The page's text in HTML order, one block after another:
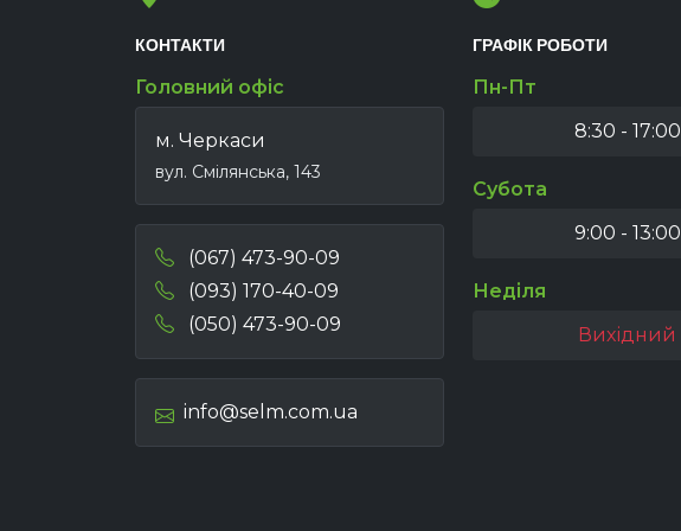
КОНТАКТИ
Головний офіс
м. Черкаси
вул. Смілянська, 143
(067) 473-90-09
(093) 170-40-09
(050) 473-90-09
info@selm.com.ua
ГРАФІК РОБОТИ
Пн-Пт
8:30 - 17:00
Субота
9:00 - 13:00
Неділя
Вихідний